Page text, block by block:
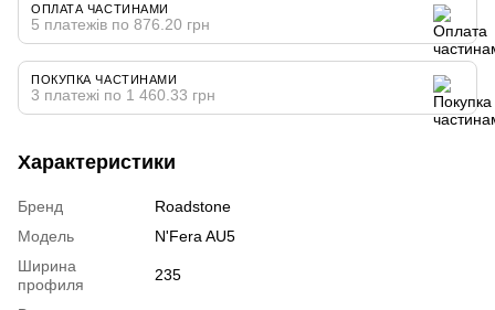
ОПЛАТА ЧАСТИНАМИ
5 платежів по 876.20 грн
ПОКУПКА ЧАСТИНАМИ
3 платежі по 1 460.33 грн
Характеристики
Бренд
Roadstone
Модель
N'Fera AU5
Ширина
профиля
235